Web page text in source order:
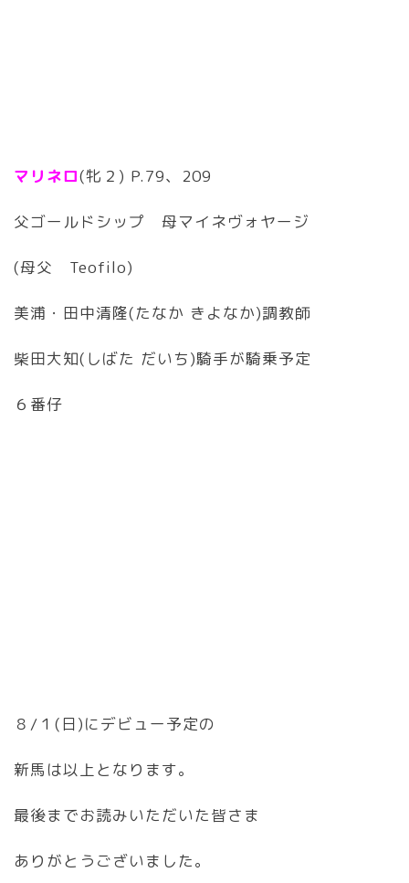
マリネロ(牝２) P.79、209
父ゴールドシップ 母マイネヴォヤージ
(母父 Teofilo)
美浦・田中清隆(たなか きよなか)調教師
柴田大知(しばた だいち)騎手が騎乗予定
６番仔
８/１(日)にデビュー予定の
新馬は以上となります。
最後までお読みいただいた皆さま
ありがとうございました。